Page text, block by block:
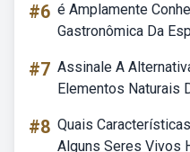
#6 é Amplamente
Gastronômica Da
#7 Assinale A
Elementos Naturais
#8 Quais
Alguns Seres Vivos